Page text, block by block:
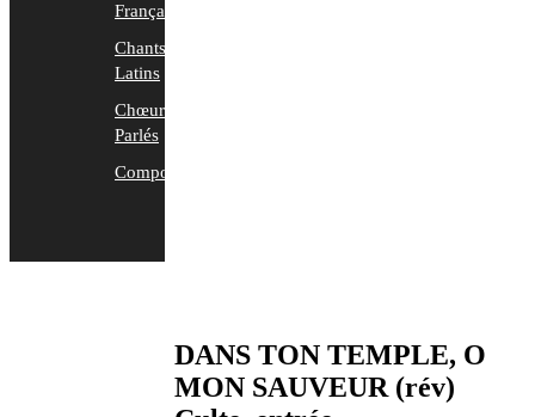
DANS TON TEMPLE, O
MON SAUVEUR (rév)
Français
Chants
Latins
Chœurs
Parlés
Compositions